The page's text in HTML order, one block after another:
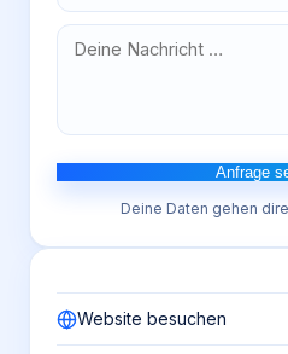
Anfrage
Deine Daten gehen
Website besuchen